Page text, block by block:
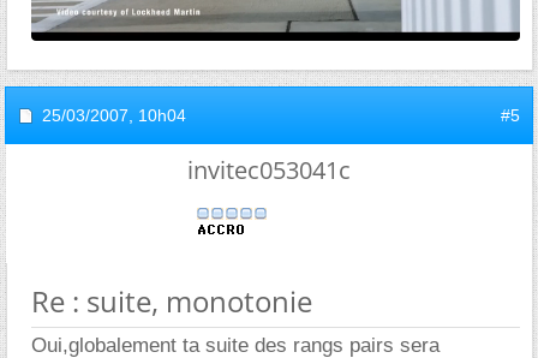
25/03/2007, 10h04 #5
invitec053041c
Re : suite, monotonie
Oui,globalement ta suite des rangs pairs sera